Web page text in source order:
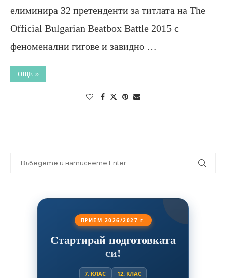
елиминира 32 претенденти за титлата на The
Official Bulgarian Beatbox Battle 2015 с
феноменални гигове и завидно …
ОЩЕ
ПРИЕМ 2026/2027 г.
Стартирай подготовката
си!
7. КЛАС 12. КЛАС